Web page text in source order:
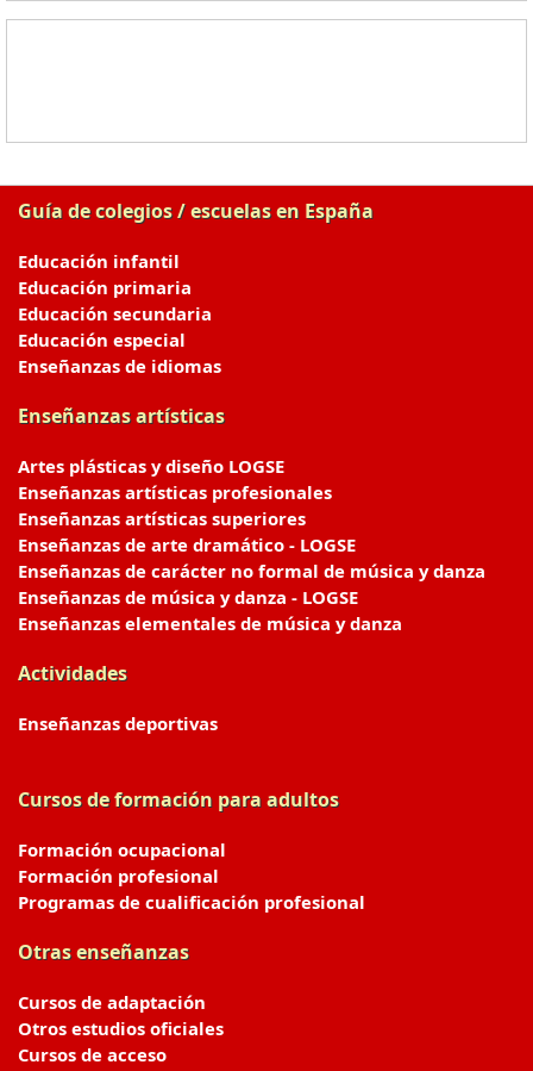
Guía de colegios / escuelas en España
Educación infantil
Educación primaria
Educación secundaria
Educación especial
Enseñanzas de idiomas
Enseñanzas artísticas
Artes plásticas y diseño LOGSE
Enseñanzas artísticas profesionales
Enseñanzas artísticas superiores
Enseñanzas de arte dramático - LOGSE
Enseñanzas de carácter no formal de música y danza
Enseñanzas de música y danza - LOGSE
Enseñanzas elementales de música y danza
Actividades
Enseñanzas deportivas
Cursos de formación para adultos
Formación ocupacional
Formación profesional
Programas de cualificación profesional
Otras enseñanzas
Cursos de adaptación
Otros estudios oficiales
Cursos de acceso